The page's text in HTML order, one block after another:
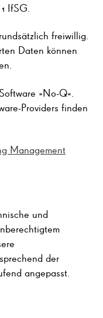
IfSG.
freiwillig.
Daten können
»No-Q«.
Providers finden
Management
und
der
angepasst.